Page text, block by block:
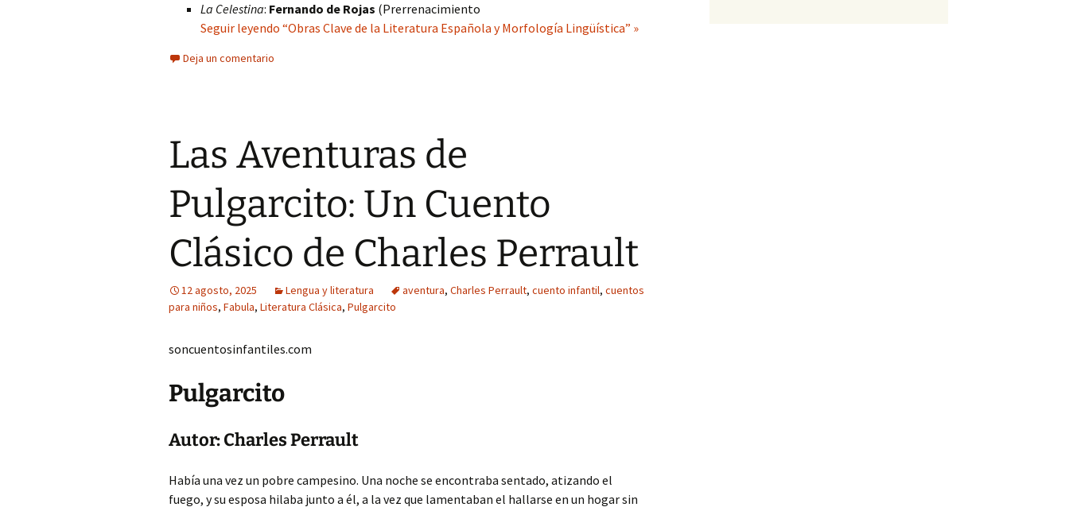
La Celestina: Fernando de Rojas (Prerrenacimiento
Seguir leyendo “Obras Clave de la Literatura Española y Morfología Lingüística” »
Deja un comentario
Las Aventuras de
Pulgarcito: Un Cuento
Clásico de Charles Perrault
12 agosto, 2025 Lengua y literatura aventura, Charles Perrault, cuento infantil, cuentos
para niños, Fabula, Literatura Clásica, Pulgarcito
soncuentosinfantiles.com
Pulgarcito
Autor: Charles Perrault
Había una vez un pobre campesino. Una noche se encontraba sentado, atizando el
fuego, y su esposa hilaba junto a él, a la vez que lamentaban el hallarse en un hogar sin